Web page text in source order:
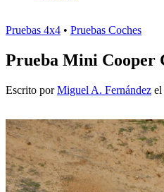
Pruebas 4x4 • Pruebas Coches
Prueba Mini Cooper
Escrito porMiguel A. Fernández el